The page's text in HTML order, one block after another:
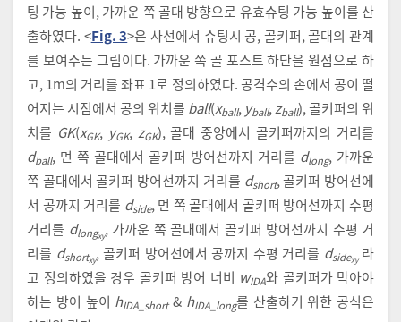
팅 가능 높이, 가까운 쪽 골대 방향으로 유효슈팅 가능 높이를 산
출하였다. <Fig. 3>은 사선에서 슈팅시 공, 골키퍼, 골대의 관계
를 보여주는 그림이다. 가까운 쪽 골 포스트 하단을 원점으로 하
고, 1m의 거리를 좌표 1로 정의하였다. 공격수의 손에서 공이 떨
어지는 시점에서 공의 위치를 ball(xball, yball,zball), 골키퍼의 위
치를 GK(xGK, yGK, zGK), 골대 중앙에서 골키퍼까지의 거리를
dball, 먼 쪽 골대에서 골키퍼 방어선까지 거리를 dlong, 가까운
쪽 골대에서 골키퍼 방어선까지 거리를 dshort, 골키퍼 방어선에
서 공까지 거리를 dside, 먼 쪽 골대에서 골키퍼 방어선까지 수평
거리를 dlongxy, 가까운 쪽 골대에서 골키퍼 방어선까지 수평 거
리를 dshortxy, 골키퍼 방어선에서 공까지 수평 거리를 dsidexy 라
고 정의하였을 경우 골키퍼 방어 너비 wIDA와 골키퍼가 막아야
하는 방어 높이 hIDA_short& hIDA_long를 산출하기 위한 공식은